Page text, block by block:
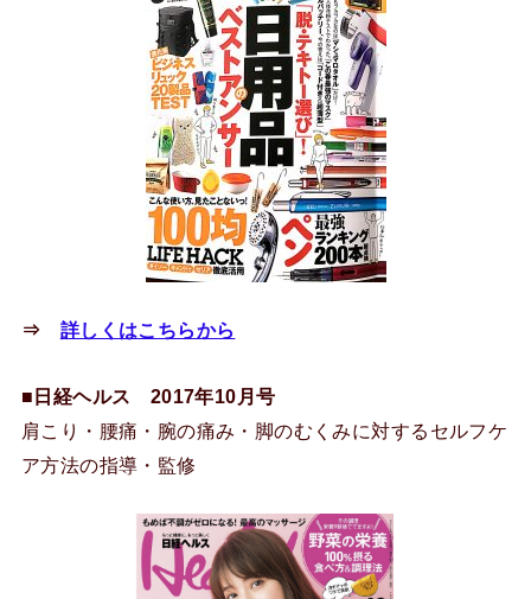
⇒ 詳しくはこちらから
■ 日経ヘルス 2017年10月号
肩こり・腰痛・腕の痛み・脚のむくみに対するセルフケ
ア方法の指導・監修